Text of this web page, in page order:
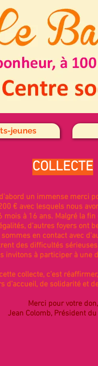
COLLECTE
un immense merci
€ avec lesquels nous
à 16 ans. Malgré la
d'autres foyers ont
en contact avec
des difficultés
invitons à participer à une
collecte, c’est
d’accueil, de solidarité et
Merci pour votre don,
Jean Colomb, Président
jeunes